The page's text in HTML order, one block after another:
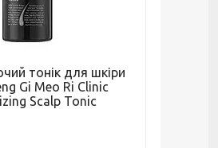
тонік для шкіри
Gi Meo Ri Clinic
Scalp Tonic